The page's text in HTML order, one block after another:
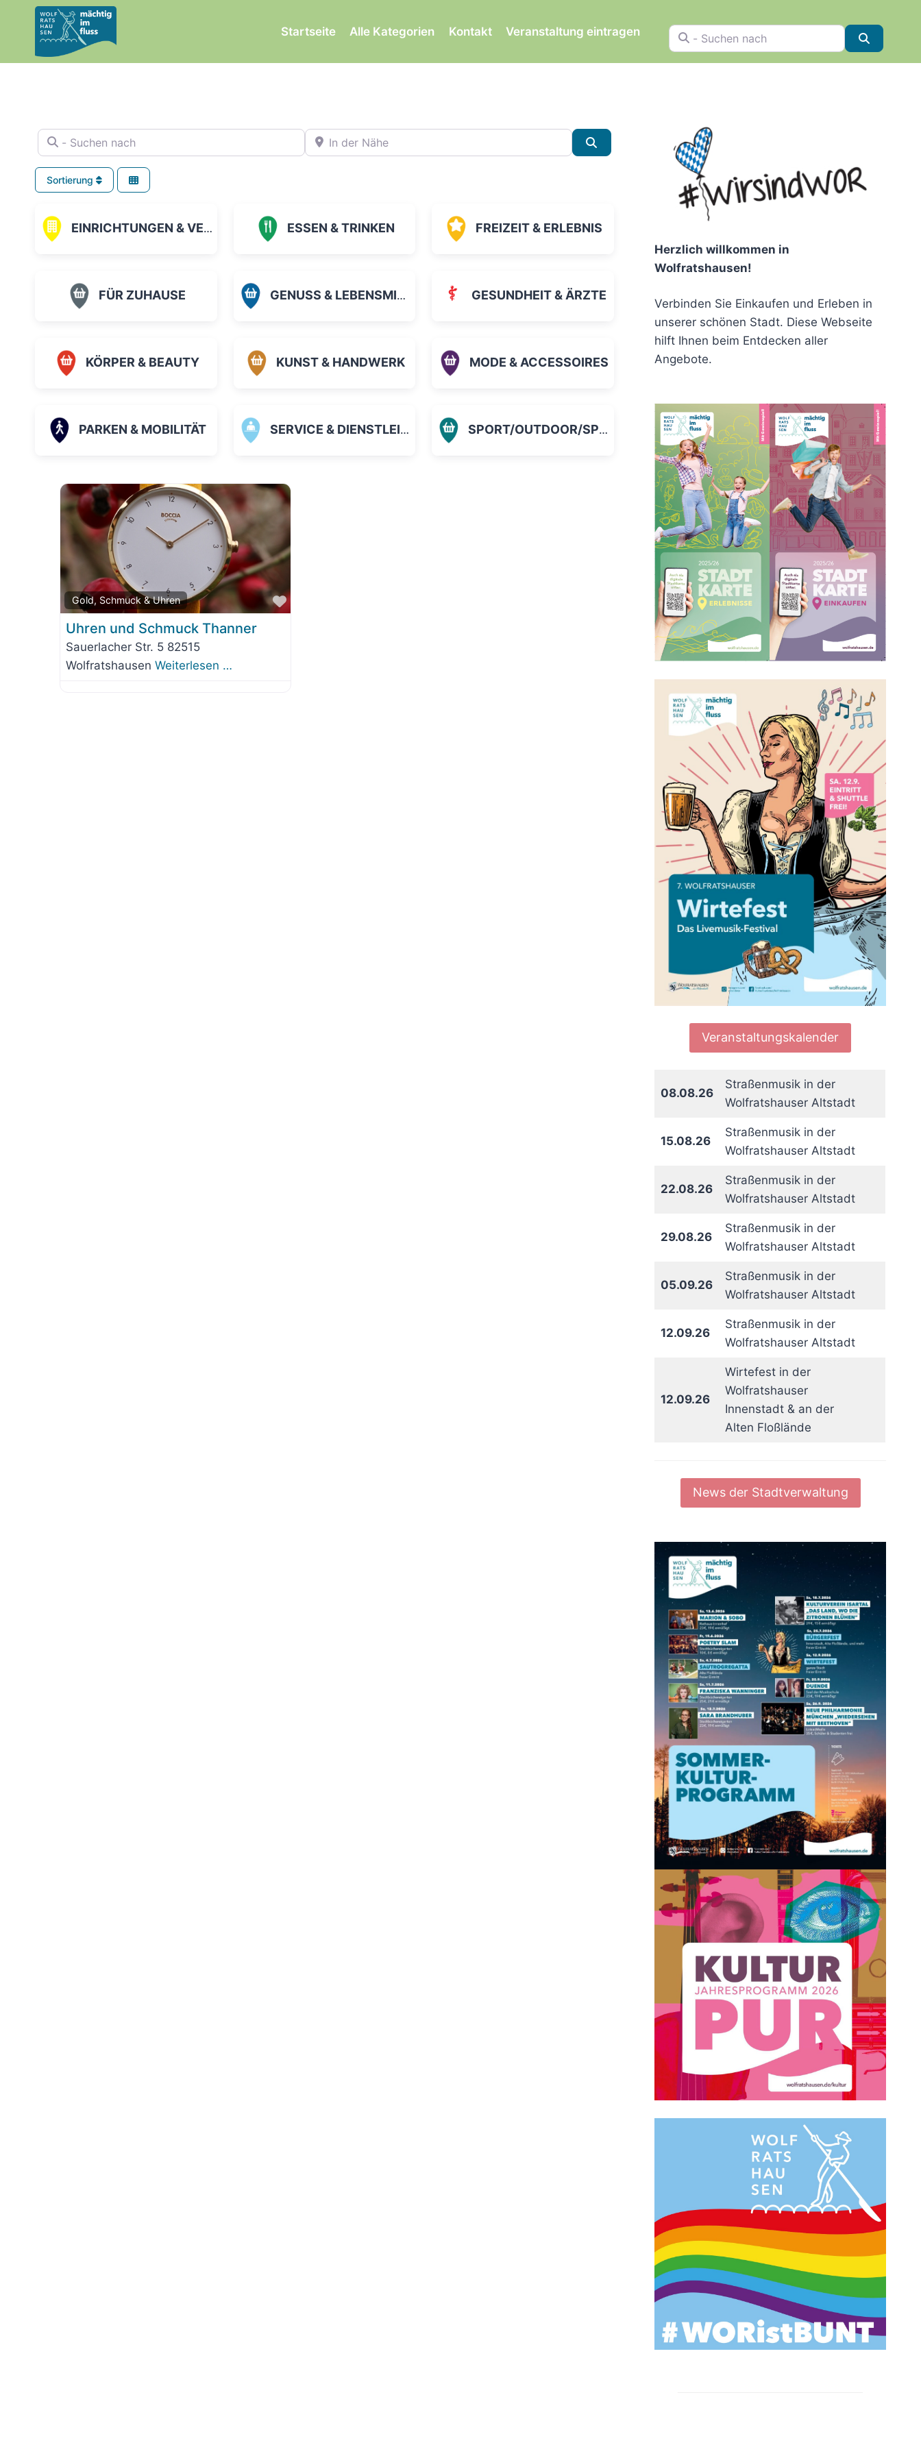
springen
Startseite Alle Kategorien Kontakt Veranstaltung eintragen - Suchen nach
- Suchen nach In der Nähe
Sortierung
EINRICHTUNGEN & VEREINE ESSEN & TRINKEN FREIZEIT & ERLEBNIS
FÜR ZUHAUSE GENUSS & LEBENSMITTEL GESUNDHEIT & ÄRZTE
KÖRPER & BEAUTY KUNST & HANDWERK MODE & ACCESSOIRES
PARKEN & MOBILITÄT SERVICE & DIENSTLEISTUNGEN SPORT/OUTDOOR/SPIELZEUG
Gold, Schmuck & Uhren
Favorit
Uhren und Schmuck Thanner
Sauerlacher Str. 5 82515
Wolfratshausen Weiterlesen …
Herzlich willkommen in
Wolfratshausen!
Verbinden Sie Einkaufen und Erleben in
unserer schönen Stadt. Diese Webseite
hilft Ihnen beim Entdecken aller
Angebote.
Veranstaltungskalender
08.08.26
Straßenmusik in der
Wolfratshauser Altstadt
15.08.26
Straßenmusik in der
Wolfratshauser Altstadt
22.08.26
Straßenmusik in der
Wolfratshauser Altstadt
29.08.26
Straßenmusik in der
Wolfratshauser Altstadt
05.09.26
Straßenmusik in der
Wolfratshauser Altstadt
12.09.26
Straßenmusik in der
Wolfratshauser Altstadt
12.09.26
Wirtefest in der
Wolfratshauser
Innenstadt & an der
Alten Floßlände
News der Stadtverwaltung